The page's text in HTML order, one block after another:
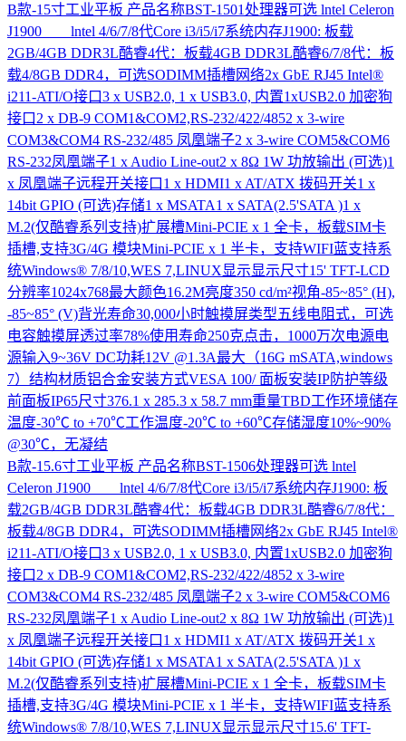
B款-15寸工业平板 产品名称BST-1501处理器可选 lntel Celeron
J1900 lntel 4/6/7/8代Core i3/i5/i7系统内存J1900: 板载
2GB/4GB DDR3L酷睿4代：板载4GB DDR3L酷睿6/7/8代：板
载4/8GB DDR4，可选SODIMM插槽网络2x GbE RJ45 Intel®
i211-ATI/O接口3 x USB2.0, 1 x USB3.0, 内置1xUSB2.0 加密狗
接口2 x DB-9 COM1&COM2,RS-232/422/4852 x 3-wire
COM3&COM4 RS-232/485 凤凰端子2 x 3-wire COM5&COM6
RS-232凤凰端子1 x Audio Line-out2 x 8Ω 1W 功放输出 (可选)1
x 凤凰端子远程开关接口1 x HDMI1 x AT/ATX 拨码开关1 x
14bit GPIO (可选)存储1 x MSATA1 x SATA(2.5'SATA )1 x
M.2(仅酷睿系列支持)扩展槽Mini-PCIE x 1 全卡，板载SIM卡
插槽,支持3G/4G 模块Mini-PCIE x 1 半卡，支持WIFI蓝支持系
统Windows® 7/8/10,WES 7,LINUX显示显示尺寸15' TFT-LCD
分辨率1024x768最大颜色16.2M亮度350 cd/m²视角-85~85° (H),
-85~85° (V)背光寿命30,000小时触摸屏类型五线电阻式，可选
电容触摸屏透过率78%使用寿命250克点击，1000万次电源电
源输入9~36V DC功耗12V @1.3A最大（16G mSATA,windows
7）结构材质铝合金安装方式VESA 100/ 面板安装IP防护等级
前面板IP65尺寸376.1 x 285.3 x 58.7 mm重量TBD工作环境储存
温度-30℃ to +70℃工作温度-20℃ to +60℃存储湿度10%~90%
@30℃，无凝结
B款-15.6寸工业平板 产品名称BST-1506处理器可选 lntel
Celeron J1900 lntel 4/6/7/8代Core i3/i5/i7系统内存J1900: 板
载2GB/4GB DDR3L酷睿4代：板载4GB DDR3L酷睿6/7/8代：
板载4/8GB DDR4，可选SODIMM插槽网络2x GbE RJ45 Intel®
i211-ATI/O接口3 x USB2.0, 1 x USB3.0, 内置1xUSB2.0 加密狗
接口2 x DB-9 COM1&COM2,RS-232/422/4852 x 3-wire
COM3&COM4 RS-232/485 凤凰端子2 x 3-wire COM5&COM6
RS-232凤凰端子1 x Audio Line-out2 x 8Ω 1W 功放输出 (可选)1
x 凤凰端子远程开关接口1 x HDMI1 x AT/ATX 拨码开关1 x
14bit GPIO (可选)存储1 x MSATA1 x SATA(2.5'SATA )1 x
M.2(仅酷睿系列支持)扩展槽Mini-PCIE x 1 全卡，板载SIM卡
插槽,支持3G/4G 模块Mini-PCIE x 1 半卡，支持WIFI蓝支持系
统Windows® 7/8/10,WES 7,LINUX显示显示尺寸15.6' TFT-